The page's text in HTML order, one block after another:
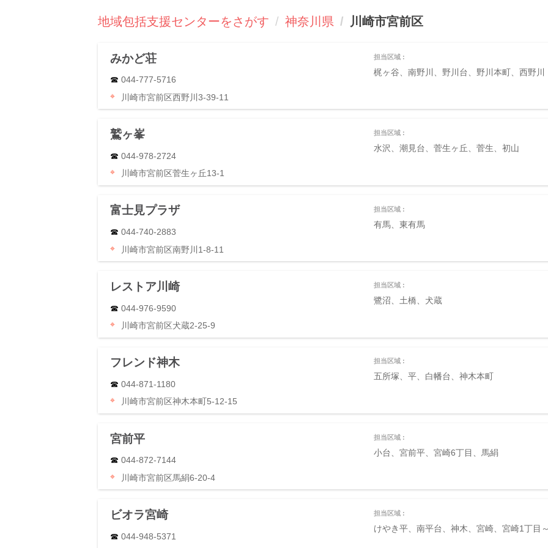
地域包括支援センターをさがす 神奈川県 川崎市宮前区
みかど荘
044-777-5716
川崎市宮前区西野川3-39-11
担当区域 :
梶ヶ谷、南野川、野川台、野川本町、西野川
鷲ヶ峯
044-978-2724
川崎市宮前区菅生ヶ丘13-1
担当区域 :
水沢、潮見台、菅生ヶ丘、菅生、初山
富士見プラザ
044-740-2883
川崎市宮前区南野川1-8-11
担当区域 :
有馬、東有馬
レストア川崎
044-976-9590
川崎市宮前区犬蔵2-25-9
担当区域 :
鷺沼、土橋、犬蔵
フレンド神木
044-871-1180
川崎市宮前区神木本町5-12-15
担当区域 :
五所塚、平、白幡台、神木本町
宮前平
044-872-7144
川崎市宮前区馬絹6-20-4
担当区域 :
小台、宮前平、宮崎6丁目、馬絹
ビオラ宮崎
044-948-5371
担当区域 :
けやき平、南平台、神木、宮崎、宮崎1丁目